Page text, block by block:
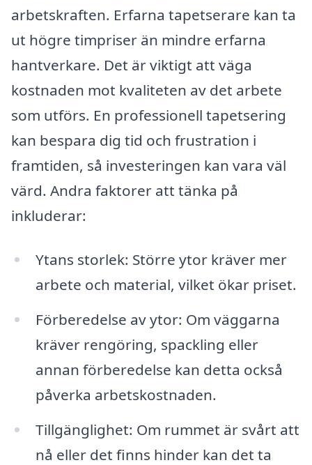
arbetskraften. Erfarna tapetserare kan ta
ut högre timpriser än mindre erfarna
hantverkare. Det är viktigt att väga
kostnaden mot kvaliteten av det arbete
som utförs. En professionell tapetsering
kan bespara dig tid och frustration i
framtiden, så investeringen kan vara väl
värd. Andra faktorer att tänka på
inkluderar:
Ytans storlek: Större ytor kräver mer
arbete och material, vilket ökar priset.
Förberedelse av ytor: Om väggarna
kräver rengöring, spackling eller
annan förberedelse kan detta också
påverka arbetskostnaden.
Tillgänglighet: Om rummet är svårt att
nå eller det finns hinder kan det ta